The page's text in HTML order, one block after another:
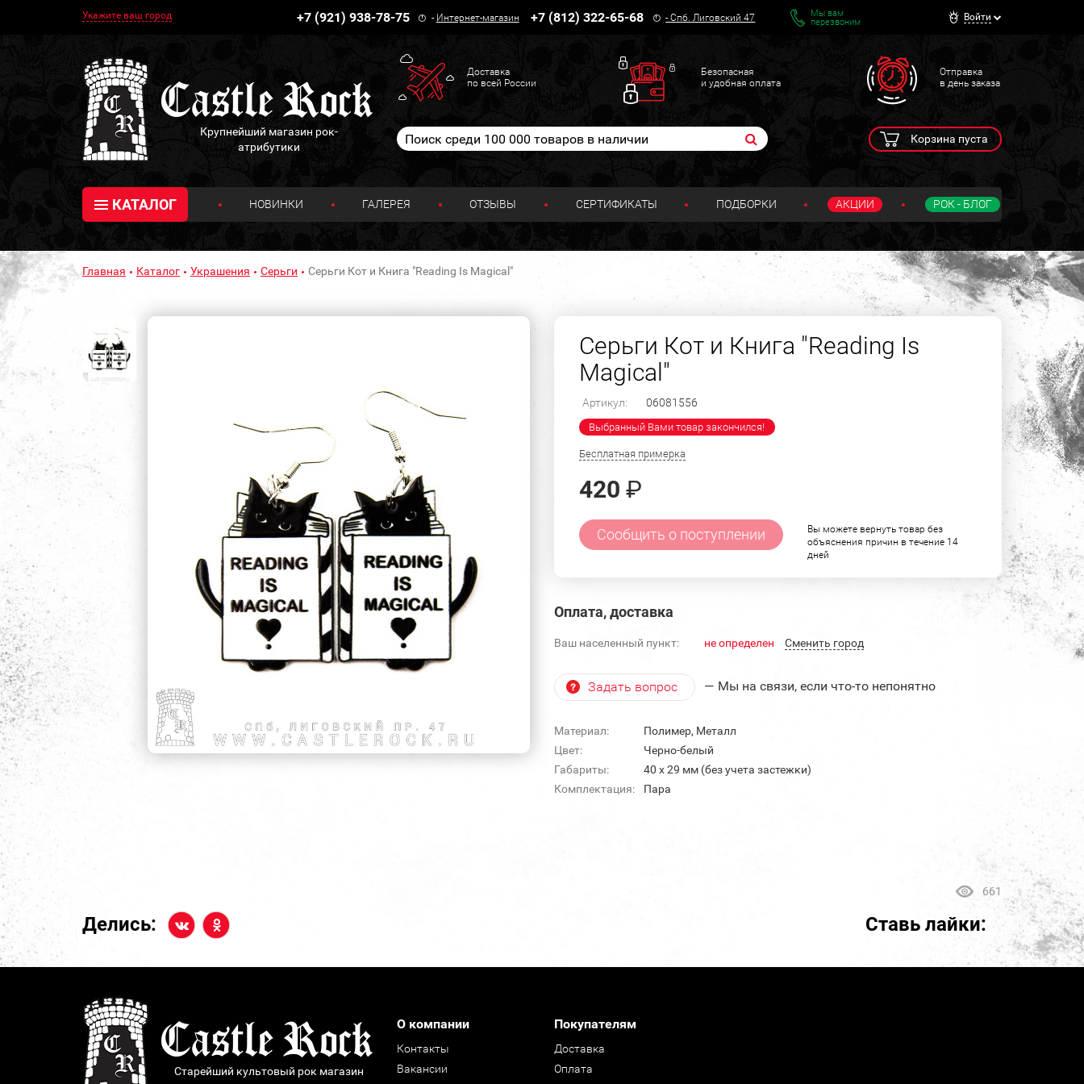
Укажите ваш город +7 (921) 938-78-75 - Интернет-магазин +7 (812) 322-65-68 -Спб. Лиговский 47
Мы вам
перезвоним
Войти
Крупнейший магазин рок-
атрибутики
Доставка
по всей России
Безопасная
и удобная оплата
Отправка
в день заказа
Корзина пуста
КАТАЛОГ НОВИНКИ ГАЛЕРЕЯ ОТЗЫВЫ СЕРТИФИКАТЫ ПОДБОРКИ АКЦИИ РОК - БЛОГ
Главная Каталог Украшения Серьги Серьги Кот и Книга "Reading Is Magical"
Серьги Кот и Книга "Reading Is
Magical"
Артикул: 06081556
Выбранный Вами товар закончился!
Бесплатная примерка
420 ₽
Сообщить о поступлении
Вы можете вернуть товар без
объяснения причин в течение 14
дней
Оплата, доставка
Ваш населенный пункт: не определен Cменить город
Задать вопрос — Мы на связи, если что-то непонятно
Материал:
Полимер, Металл
Цвет:
Черно-белый
Габариты:
40 х 29 мм (без учета застежки)
Комплектация:
Пара
661
Делись: Ставь лайки:
Старейший культовый рок магазин
О компании
Контакты
Вакансии
Покупателям
Доставка
Оплата